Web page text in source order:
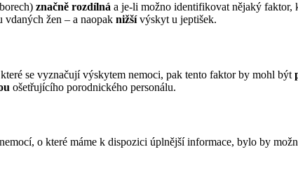
značně rozdílná a je-li možno identifikovat nějaký faktor,
vdaných žen – a naopak nižšívýskyt u jeptišek.
se vyznačují výskytem nemoci, pak tento faktor by mohl být
ošetřujícího porodnického personálu.
o které máme k dispozici úplnější informace, bylo by